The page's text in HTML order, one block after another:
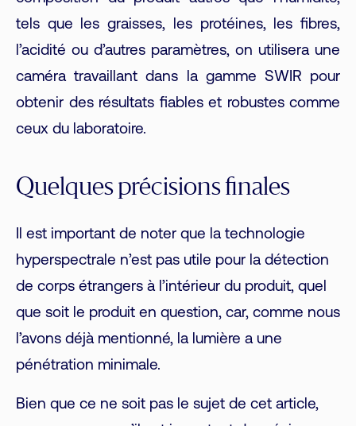
tels que les graisses, les protéines, les fibres,
l’acidité ou d’autres paramètres, on utilisera une
caméra travaillant dans la gamme SWIR pour
obtenir des résultats fiables et robustes comme
ceux du laboratoire.
Quelques précisions finales
Il est important de noter que la technologie
hyperspectrale n’est pas utile pour la détection
de corps étrangers à l’intérieur du produit, quel
que soit le produit en question, car, comme nous
l’avons déjà mentionné, la lumière a une
pénétration minimale.
Bien que ce ne soit pas le sujet de cet article,